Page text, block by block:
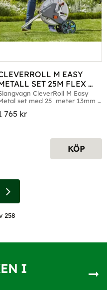
M EASY
SET 25M FLEX
13MM (1/2")
CleverRoll M Easy
set med 25  meter 13mm
765 kr
KÖP
258
I